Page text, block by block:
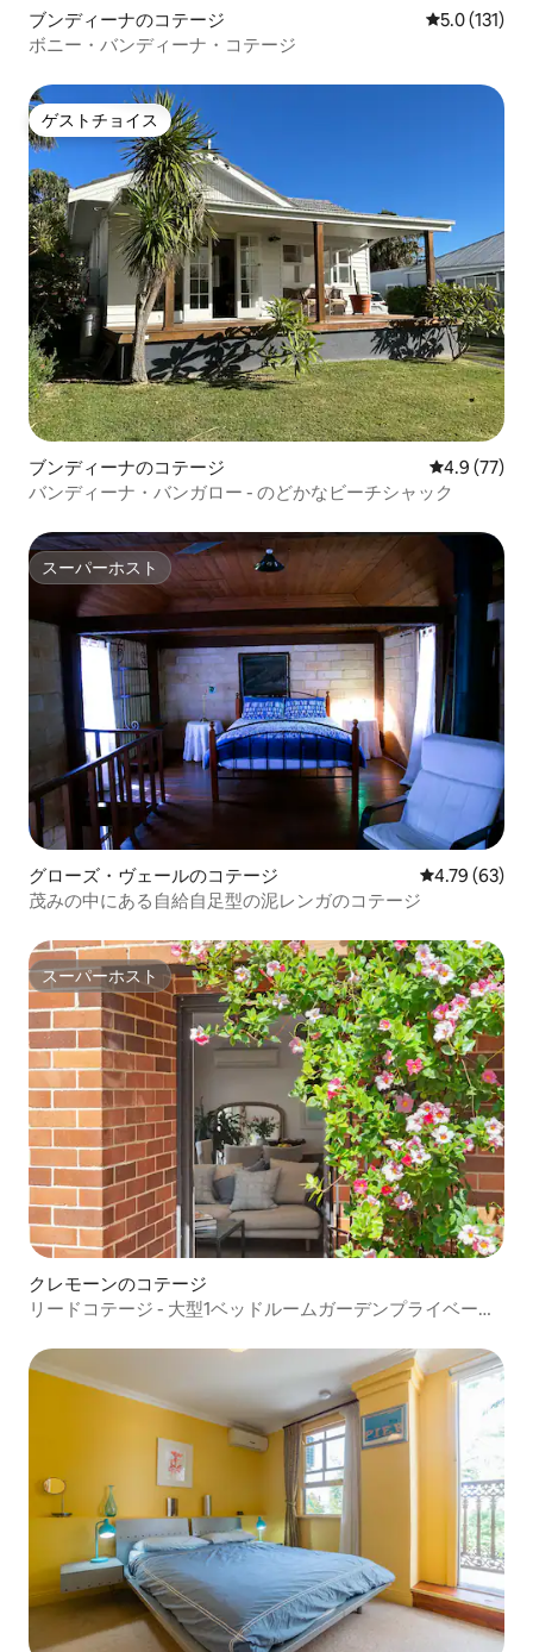
ブンディーナのコテージ レビュー131
5.0 (131)
ボニー・バンディーナ・コテージ
ゲストチョイス
ゲストチョイス
ブンディーナのコテージ レビュー77
4.9 (77)
バンディーナ・バンガロー - のどかなビーチシャック
スーパーホスト
スーパーホスト
グローズ・ヴェールのコテージ レビュー63
4.79 (63)
茂みの中にある自給自足型の泥レンガのコテージ
スーパーホスト
スーパーホスト
クレモーンのコテージ
リードコテージ - 大型1ベッドルームガーデンプライベート